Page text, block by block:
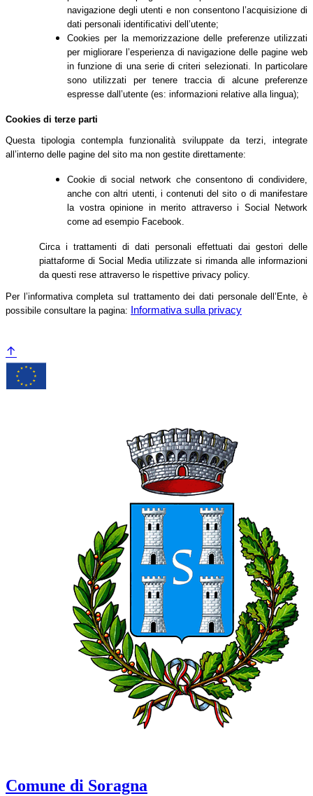
navigazione degli utenti e non consentono l’acquisizione di
dati personali identificativi dell’utente;
Cookies per la memorizzazione delle preferenze utilizzati
per migliorare l’esperienza di navigazione delle pagine web
in funzione di una serie di criteri selezionati. In particolare
sono utilizzati per tenere traccia di alcune preferenze
espresse dall’utente (es: informazioni relative alla lingua);
Cookies di terze parti
Questa tipologia contempla funzionalità sviluppate da terzi, integrate
all’interno delle pagine del sito ma non gestite direttamente:
Cookie di social network che consentono di condividere,
anche con altri utenti, i contenuti del sito o di manifestare
la vostra opinione in merito attraverso i Social Network
come ad esempio Facebook.
Circa i trattamenti di dati personali effettuati dai gestori delle
piattaforme di Social Media utilizzate si rimanda alle informazioni
da questi rese attraverso le rispettive privacy policy.
Per l’informativa completa sul trattamento dei dati personale dell’Ente, è
possibile consultare la pagina:
Informativa sulla privacy
Comune di Soragna